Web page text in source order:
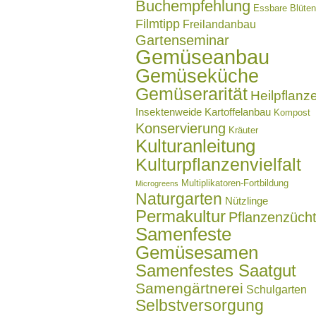
Buchempfehlung Essbare Blüten
Filmtipp Freilandanbau
Gartenseminar
Gemüseanbau
Gemüseküche
Gemüserarität
Insektenweide Kartoffelanbau Kompost
Konservierung Kräuter
Kulturanleitung
Kulturpflanzenvielfalt
Microgreens Multiplikatoren-Fortbildung
Naturgarten Nützlinge
Permakultur
Samenfeste
Gemüsesamen
Samenfestes Saatgut
Samengärtnerei Schulgarten
Selbstversorgung